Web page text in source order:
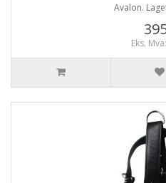
Avalon.
Eks.